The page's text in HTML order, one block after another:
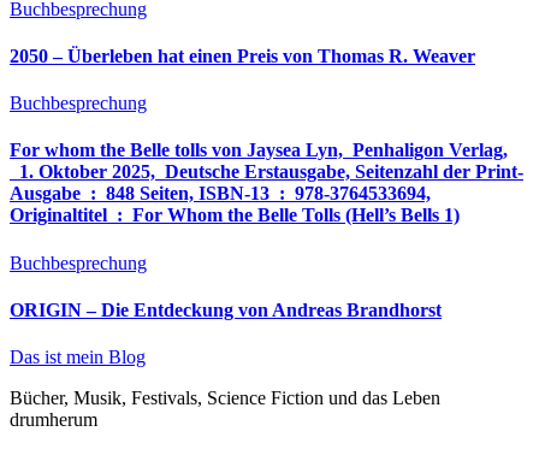
Buchbesprechung
2050 – Überleben hat einen Preis von Thomas R. Weaver
Buchbesprechung
For whom the Belle tolls von Jaysea Lyn, ‎ Penhaligon Verlag,
‎ 1. Oktober 2025, ‎ Deutsche Erstausgabe, Seitenzahl der Print-
Ausgabe ‏ : ‎ 848 Seiten, ISBN-13 ‏ : ‎ 978-3764533694,
Originaltitel ‏ : ‎ For Whom the Belle Tolls (Hell’s Bells 1)
Buchbesprechung
ORIGIN – Die Entdeckung von Andreas Brandhorst
Das ist mein Blog
Bücher, Musik, Festivals, Science Fiction und das Leben
drumherum